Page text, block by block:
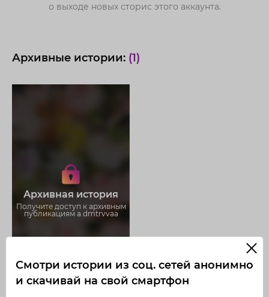
о выходе новых сторис этого аккаунта.
Архивные истории: (1)
Архивная история
Получите доступ к архивным
публикациям a.dmtrvvaa
Получите доступ к архивным
историям a.dmtrvvaa
Не отвлекайтесь на рекламу
Загружайте истории без
ограничений
Смотри истории из соц. сетей анонимно
и скачивай на свой смартфон